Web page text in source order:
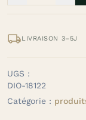
LIVRAISON 3–5J
UGS :
DIO-18122
Catégorie :